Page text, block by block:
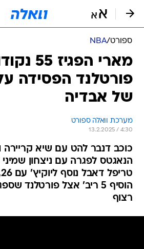
ספורט/
NBA
מארי הפגיז
של אבדיה
מערכת וואלה ספורט
13.2.2025 / 4:30
כוכב דנבר להט עם שיא קריירה
הוסיף 5 ריב' אצל פורטלנד
רצוף